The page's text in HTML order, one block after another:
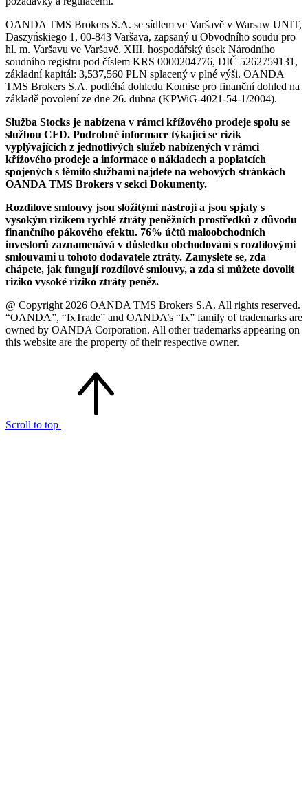
OANDA TMS Brokers S.A. se sídlem ve Varšavě v Warsaw UNIT,
Daszyńskiego 1, 00-843 Varšava, zapsaný u Obvodního soudu pro
hl. m. Varšavu ve Varšavě, XIII. hospodářský úsek Národního
soudního registru pod číslem KRS 0000204776, DIČ 5262759131,
základní kapitál: 3,537,560 PLN splacený v plné výši. OANDA
TMS Brokers S.A. podléhá dohledu Komise pro finanční dohled na
základě povolení ze dne 26. dubna (KPWiG-4021-54-1/2004).
Služba Stocks je nabízena v rámci křížového prodeje spolu se
službou CFD. Podrobné informace týkající se rizik
vyplývajících z jednotlivých služeb nabízených v rámci
křížového prodeje a informace o nákladech a poplatcích
spojených s těmito službami najdete na webových stránkách
OANDA TMS Brokers v sekci Dokumenty.
Rozdílové smlouvy jsou složitými nástroji a jsou spjaty s
vysokým rizikem rychlé ztráty peněžních prostředků z důvodu
finančního pákového efektu. 76% účtů maloobchodních
investorů zaznamenává v důsledku obchodování s rozdílovými
smlouvami u tohoto dodavatele ztráty. Zamyslete se, zda
chápete, jak fungují rozdílové smlouvy, a zda si můžete dovolit
riziko vysoké riziko ztráty peněz.
@ Copyright 2026 OANDA TMS Brokers S.A. All rights reserved.
“OANDA”, “fxTrade” and OANDA’s “fx” family of trademarks are
owned by OANDA Corporation. All other trademarks appearing on
this website are the property of their respective owner.
Scroll to top